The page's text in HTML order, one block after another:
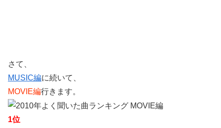
さて、
MUSIC編に続いて、
MOVIE編行きます。
1位